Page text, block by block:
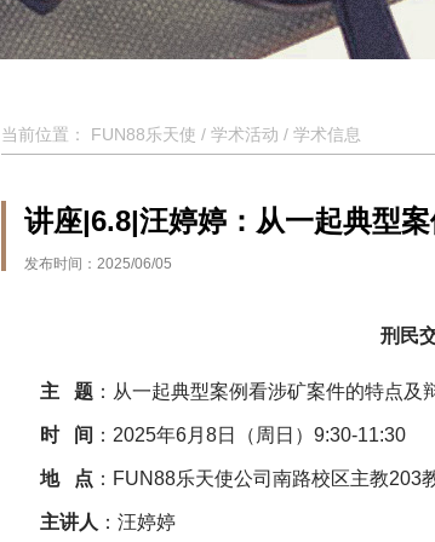
当前位置： FUN88乐天使 / 学术活动 / 学术信息
讲座|6.8|汪婷婷：从一起典型
发布时间：2025/06/05
刑民
主 题 ：从一起典型案例看涉矿案件的特点及
时 间 ：2025年6月8日（周日）9:30-11:30
地 点 ：FUN88乐天使公司南路校区主教203
主讲人 ：汪婷婷